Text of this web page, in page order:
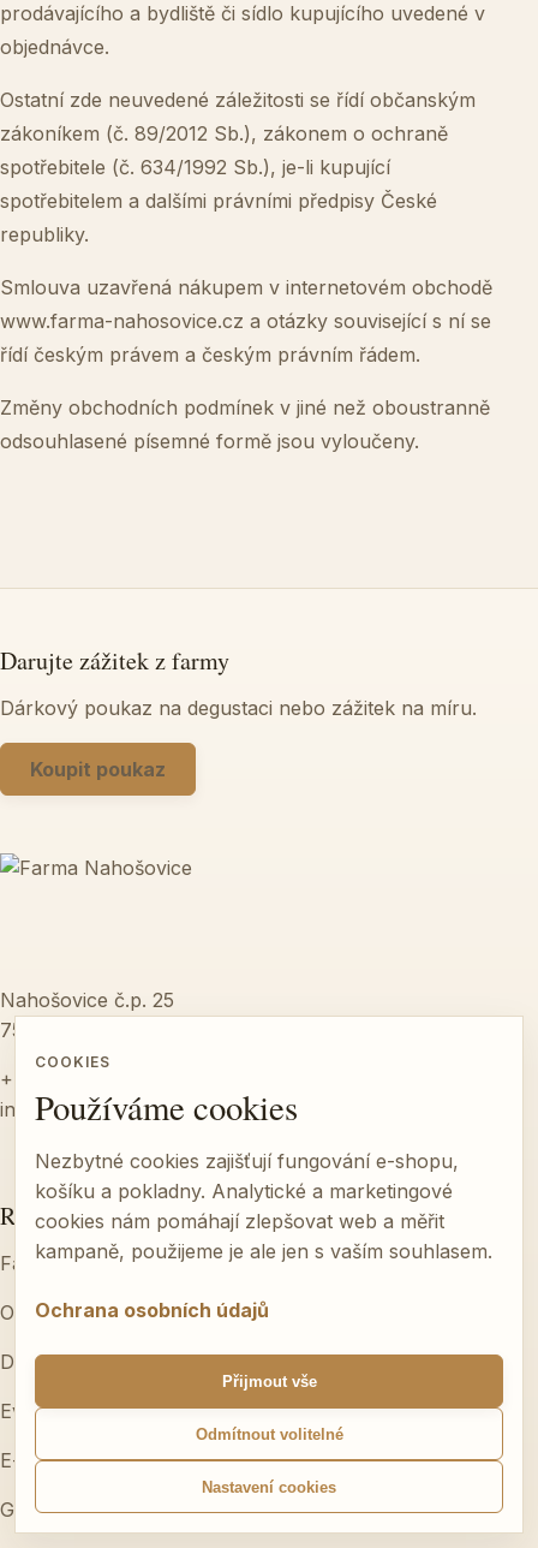
prodávajícího a bydliště či sídlo kupujícího uvedené v
objednávce.
Ostatní zde neuvedené záležitosti se řídí občanským
zákoníkem (č. 89/2012 Sb.), zákonem o ochraně
spotřebitele (č. 634/1992 Sb.), je-li kupující
spotřebitelem a dalšími právními předpisy České
republiky.
Smlouva uzavřená nákupem v internetovém obchodě
www.farma-nahosovice.cz a otázky související s ní se
řídí českým právem a českým právním řádem.
Změny obchodních podmínek v jiné než oboustranně
odsouhlasené písemné formě jsou vyloučeny.
Darujte zážitek z farmy
Dárkový poukaz na degustaci nebo zážitek na míru.
Koupit poukaz
Nahošovice č.p. 25
751 14 Dřevohostice
+420 776 612 000
info@farma-nahosovice.cz
Rychlé odkazy
Farmářský obchod
O nás
Degustace
Eventy & catering
E-shop
Galerie
COOKIES
Používáme cookies
Nezbytné cookies zajišťují fungování e-shopu,
košíku a pokladny. Analytické a marketingové
cookies nám pomáhají zlepšovat web a měřit
kampaně, použijeme je ale jen s vaším souhlasem.
Ochrana osobních údajů
Přijmout vše
Odmítnout volitelné
Nastavení cookies